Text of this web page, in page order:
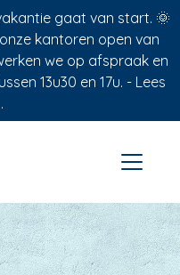
gaat van start. 🌞
kantoren open van
we op afspraak en
13u30 en 17u. - Lees